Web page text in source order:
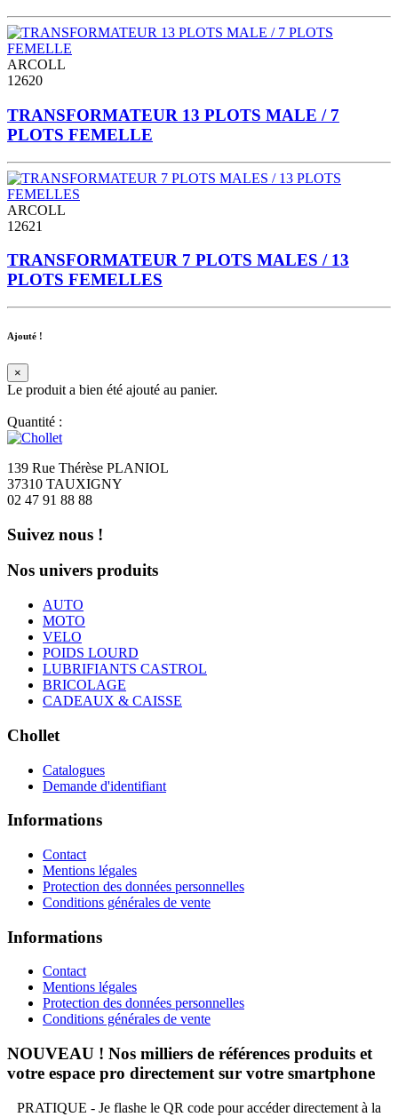
ARCOLL
12620
TRANSFORMATEUR 13 PLOTS MALE / 7
PLOTS FEMELLE
ARCOLL
12621
TRANSFORMATEUR 7 PLOTS MALES / 13
PLOTS FEMELLES
Ajouté !
×
Le produit a bien été ajouté au panier.
Quantité :
139 Rue Thérèse PLANIOL
37310 TAUXIGNY
02 47 91 88 88
Suivez nous !
Nos univers produits
AUTO
MOTO
VELO
POIDS LOURD
LUBRIFIANTS CASTROL
BRICOLAGE
CADEAUX & CAISSE
Chollet
Catalogues
Demande d'identifiant
Informations
Contact
Mentions légales
Protection des données personnelles
Conditions générales de vente
Informations
Contact
Mentions légales
Protection des données personnelles
Conditions générales de vente
NOUVEAU ! Nos milliers de références produits et
votre espace pro directement sur votre smartphone
PRATIQUE - Je flashe le QR code pour accéder directement à la